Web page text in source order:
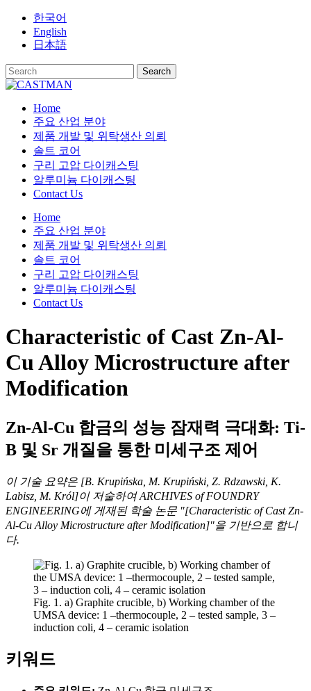
Skip
content
한국어
English
日本語
Home
주요 산업 분야
제품 개발 및 위탁생산 의뢰
솔트 코어
구리 고압 다이캐스팅
알루미늄 다이캐스팅
Contact Us
Home
주요 산업 분야
제품 개발 및 위탁생산 의뢰
솔트 코어
구리 고압 다이캐스팅
알루미늄 다이캐스팅
Contact Us
Characteristic of Cast Zn-Al-
Cu Alloy Microstructure after
Modification
Zn-Al-Cu 합금의 성능 잠재력 극대화: Ti-
B 및 Sr 개질을 통한 미세구조 제어
이 기술 요약은 [B. Krupińska, M. Krupiński, Z. Rdzawski, K.
Labisz, M. Król]이 저술하여 ARCHIVES of FOUNDRY
ENGINEERING에 게재된 학술 논문 "[Characteristic of Cast Zn-
Al-Cu Alloy Microstructure after Modification]"을 기반으로 합니
다.
Fig. 1. a) Graphite crucible, b) Working chamber of the
UMSA device: 1 –thermocouple, 2 – tested sample, 3 –
induction coli, 4 – ceramic isolation
키워드